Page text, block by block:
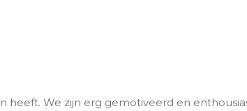
heeft. We zijn erg gemotiveerd en